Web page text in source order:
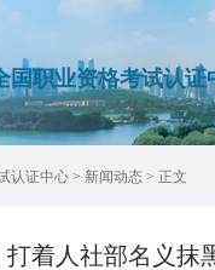
国职业资格考试认证
认证中心 > 新闻动态 > 正文
打着人社部名义抹